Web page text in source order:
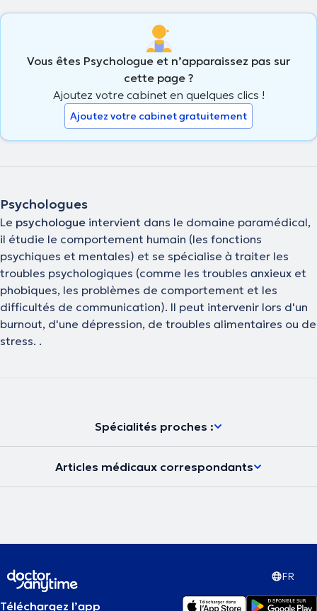
Vous êtes Psychologue et n’apparaissez pas sur
cette page ?
Ajoutez votre cabinet en quelques clics !
Ajoutez votre cabinet gratuitement
Psychologues
Le psychologue intervient dans le domaine paramédical,
il étudie le comportement humain (les fonctions
psychiques et mentales) et se spécialise à traiter les
troubles psychologiques (comme les troubles anxieux et
phobiques, les problèmes de comportement et les
difficultés de communication). Il peut intervenir lors d'un
burnout, d'une dépression, de troubles alimentaires ou de
stress. .
Spécialités proches :
Articles médicaux correspondants
FR
Téléchargez l’app